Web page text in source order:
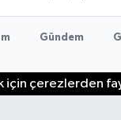
Gündem
için çerezlerden